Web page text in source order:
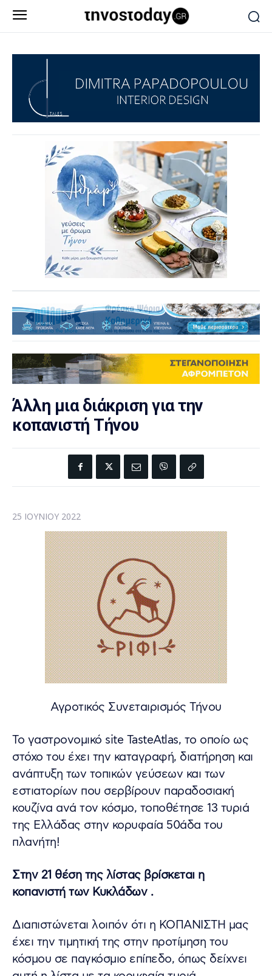
Άλλη μια διάκριση για την
κοπανιστή Τήνου
25 ΙΟΥΝΊΟΥ 2022
Αγροτικός Συνεταιρισμός Τήνου
Το γαστρονομικό site TasteAtlas, το οποίο ως
στόχο του έχει την καταγραφή, διατήρηση και
ανάπτυξη των τοπικών γεύσεων και των
εστιατορίων που σερβίρουν παραδοσιακή
κουζίνα ανά τον κόσμο, τοποθέτησε 13 τυριά
της Ελλάδας στην κορυφαία 50άδα του
πλανήτη!
Στην 21 θέση της λίστας βρίσκεται η
κοπανιστή των Κυκλάδων .
Διαπιστώνεται λοιπόν ότι η ΚΟΠΑΝΙΣΤΗ μας
έχει την τιμητική της στην προτίμηση του
κόσμου σε παγκόσμιο επίπεδο, όπως δείχνει